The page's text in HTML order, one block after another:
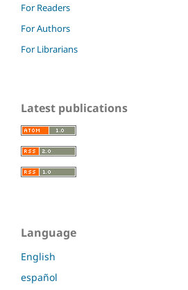
For Readers
For Authors
For Librarians
Latest publications
Language
English
español